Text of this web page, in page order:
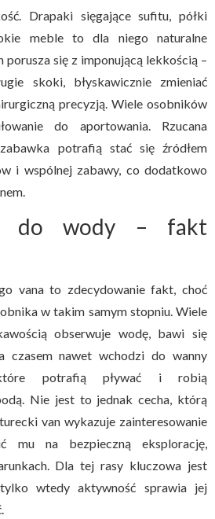
Drapaki sięgające sufitu, półki
meble to dla niego naturalne
się z imponującą lekkością –
skoki, błyskawicznie zmieniać
precyzją. Wiele osobników
do aportowania. Rzucana
potrafią stać się źródłem
i wspólnej zabawy, co dodatkowo
do wody – fakt
vana to zdecydowanie fakt, choć
w takim samym stopniu. Wiele
obserwuje wodę, bawi się
czasem nawet wchodzi do wanny
potrafią pływać i robią
Nie jest to jednak cecha, którą
van wykazuje zainteresowanie
mu na bezpieczną eksplorację,
Dla tej rasy kluczowa jest
wtedy aktywność sprawia jej